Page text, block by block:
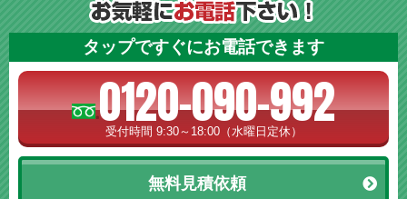
タップですぐにお電話できます
0120-090-992
受付時間 9:30～18:00（水曜日定休）
無料見積依頼